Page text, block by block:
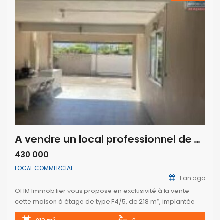
A vendre un local professionnel de 218m2 sur un vaste terrain de 395m2 situé au centre ville du Port
430 000
LOCAL COMMERCIAL
1 an ago
OFIM Immobilier vous propose en exclusivité à la vente
cette maison à étage de type F4/5, de 218 m², implantée
sur un terrain de 395 m², très bien située au cœur de la ville